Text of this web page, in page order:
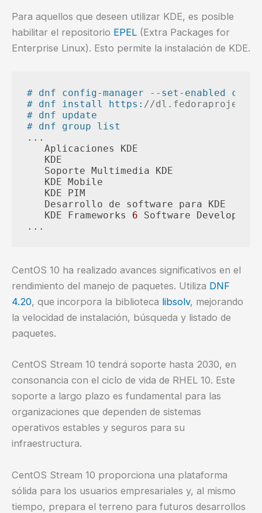
Para aquellos que deseen utilizar KDE, es posible
habilitar el repositorio EPEL (Extra Packages for
Enterprise Linux). Esto permite la instalación de KDE.
# dnf config-manager --set-enabled crb
# dnf install https: //
# dnf update
# dnf group list
...
   Aplicaciones KDE
   KDE
   Soporte Multimedia KDE
   KDE Mobile
   KDE PIM
   Desarrollo de software para KDE
   KDE Frameworks
6 Software Development
...
CentOS 10 ha realizado avances significativos en el
rendimiento del manejo de paquetes. Utiliza DNF
4.20, que incorpora la biblioteca libsolv, mejorando
la velocidad de instalación, búsqueda y listado de
paquetes.
CentOS Stream 10 tendrá soporte hasta 2030, en
consonancia con el ciclo de vida de RHEL 10. Este
soporte a largo plazo es fundamental para las
organizaciones que dependen de sistemas
operativos estables y seguros para su
infraestructura.
CentOS Stream 10 proporciona una plataforma
sólida para los usuarios empresariales y, al mismo
tiempo, prepara el terreno para futuros desarrollos